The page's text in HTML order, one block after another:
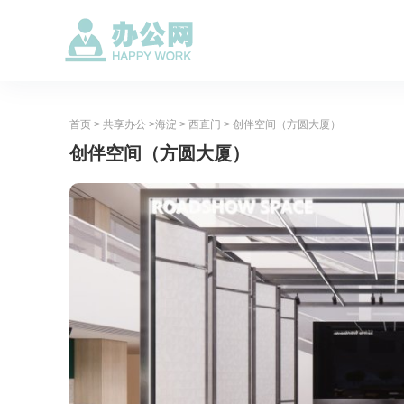
首页 > 共享办公 >海淀 > 西直门 > 创伴空间（方圆大厦）
创伴空间（方圆大厦）